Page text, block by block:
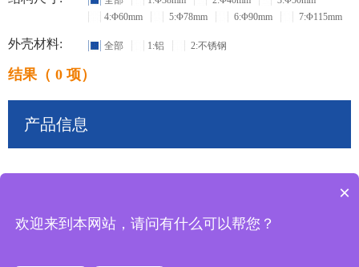
4:Φ60mm
5:Φ78mm 6:Φ90mm 7:Φ115mm
外壳材料: 全部 1:铝 2:不锈钢
结果（ 0 项）
产品信息
×
欢迎来到本网站，请问有什么可以帮您？